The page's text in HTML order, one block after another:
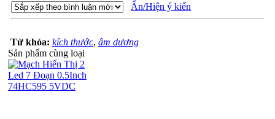
Ẩn/Hiện ý kiến
Từ khóa: kích thước, âm dương
Sản phẩm cùng loại